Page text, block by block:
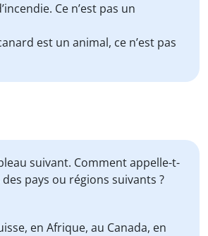
Ce n’est pas un
est un animal, ce n’est pas
suivant. Comment appelle-t-
pays ou régions suivants ?
en Afrique, au Canada, en